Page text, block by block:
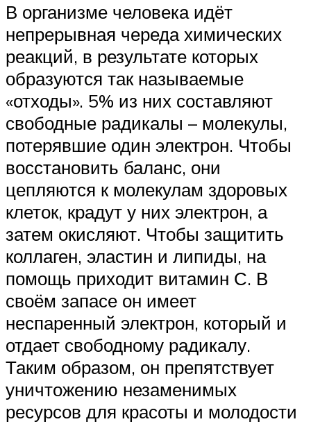
В организме человека идёт
непрерывная череда химических
реакций, в результате которых
образуются так называемые
«отходы». 5% из них составляют
свободные радикалы – молекулы,
потерявшие один электрон. Чтобы
восстановить баланс, они
цепляются к молекулам здоровых
клеток, крадут у них электрон, а
затем окисляют. Чтобы защитить
коллаген, эластин и липиды, на
помощь приходит витамин С. В
своём запасе он имеет
неспаренный электрон, который и
отдает свободному радикалу.
Таким образом, он препятствует
уничтожению незаменимых
ресурсов для красоты и молодости